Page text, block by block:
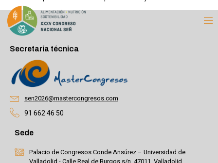
Secretaría técnica
sen2026@mastercongresos.com
91 662 46 50
Sede
Palacio de Congresos Conde Ansúrez – Universidad de